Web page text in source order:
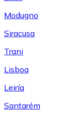
Modugno
Siracusa
Trani
Lisboa
Leiría
Santarém